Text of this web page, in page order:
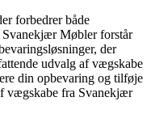
forbedrer både
Møbler forstår
der
udvalg af vægskabe
din opbevaring og tilføje
vægskabe fra Svanekjær